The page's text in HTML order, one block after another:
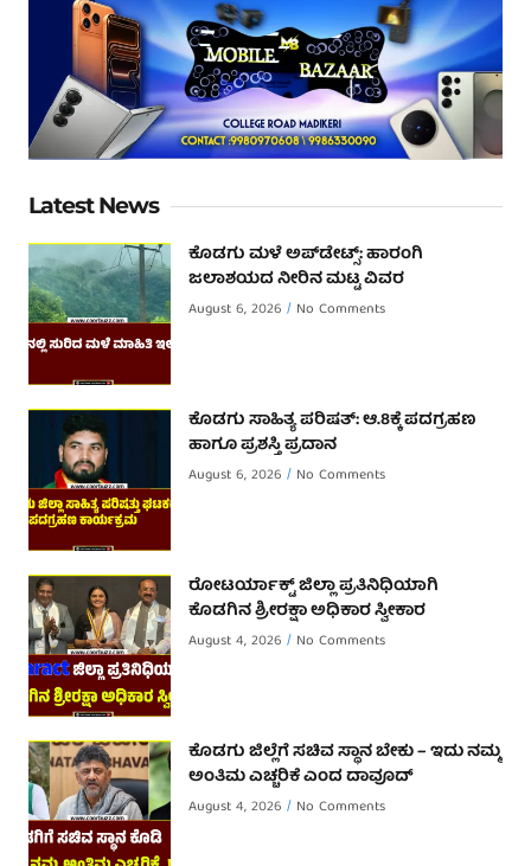
Latest News
ಕೊಡಗು ಮಳೆ ಅಪ್‌ಡೇಟ್ಸ್: ಹಾರಂಗಿ
ಜಲಾಶಯದ ನೀರಿನ ಮಟ್ಟ ವಿವರ
August 6, 2026 No Comments
ಕೊಡಗು ಸಾಹಿತ್ಯ ಪರಿಷತ್: ಆ.8ಕ್ಕೆ ಪದಗ್ರಹಣ
ಹಾಗೂ ಪ್ರಶಸ್ತಿ ಪ್ರದಾನ
August 6, 2026 No Comments
ರೋಟರ್ಯಾಕ್ಟ್ ಜಿಲ್ಲಾ ಪ್ರತಿನಿಧಿಯಾಗಿ
ಕೊಡಗಿನ ಶ್ರೀರಕ್ಷಾ ಅಧಿಕಾರ ಸ್ವೀಕಾರ
August 4, 2026 No Comments
ಕೊಡಗು ಜಿಲ್ಲೆಗೆ ಸಚಿವ ಸ್ಥಾನ ಬೇಕು – ಇದು ನಮ್ಮ
ಅಂತಿಮ ಎಚ್ಚರಿಕೆ ಎಂದ ದಾವೂದ್ ‌
August 4, 2026 No Comments